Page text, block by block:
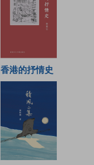
香港的抒情史